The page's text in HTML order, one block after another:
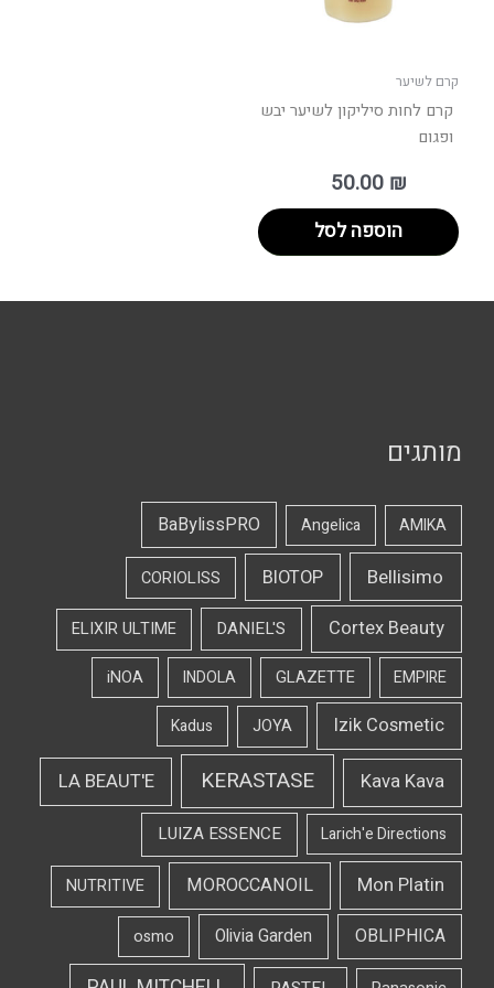
קרם לשיער
קרם לחות סיליקון לשיער יבש
ופגום
50.00 ₪
הוספה לסל
מותגים
AMIKA
Angelica
BaBylissPRO
Bellisimo
BIOTOP
CORIOLISS
Cortex Beauty
DANIEL'S
ELIXIR ULTIME
EMPIRE
GLAZETTE
INDOLA
iNOA
Izik Cosmetic
JOYA
Kadus
Kava Kava
KERASTASE
LA BEAUT'E
Larich'e Directions
LUIZA ESSENCE
Mon Platin
MOROCCANOIL
NUTRITIVE
OBLIPHICA
Olivia Garden
osmo